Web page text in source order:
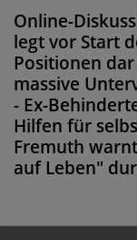
Online-
legt vor Start
Positionen
massive
- Ex-
Hilfen für
Fremuth
auf Leben"